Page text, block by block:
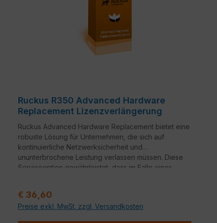
Ruckus R350 Advanced Hardware
Replacement Lizenzverlängerung
Ruckus Advanced Hardware Replacement bietet eine
robuste Lösung für Unternehmen, die sich auf
kontinuierliche Netzwerksicherheit und
ununterbrochene Leistung verlassen müssen. Diese
Serviceoption gewährleistet, dass im Falle eines
Verkaufspreis:
€ 36,60
Preise exkl. MwSt. zzgl. Versandkosten